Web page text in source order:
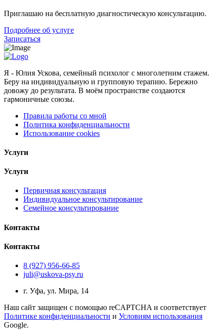
Приглашаю на бесплатную диагностическую консультацию.
Подробнее об услуге
Записаться
Я - Юлия Ускова, семейный психолог с многолетним стажем.
Беру на индивидуальную и групповую терапию. Бережно
довожу до результата. В моём пространстве создаются
гармоничные союзы.
Правила работы со мной
Политика конфиденциальности
Использование cookies
Услуги
Услуги
Первичная консультация
Индивидуальное консультирование
Семейное консультирование
Контакты
Контакты
8 (927) 956‑66‑85
juli@uskova-psy.ru
г. Уфа, ул. Мира, 14
Наш сайт защищен с помощью reCAPTCHA и соответствует
Политике конфиденциальности и Условиям использования
Google.